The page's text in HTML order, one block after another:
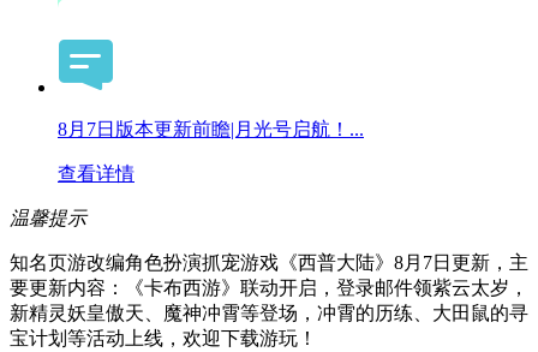
8月7日版本更新前瞻|月光号启航！...
查看详情
温馨提示
知名页游改编角色扮演抓宠游戏《西普大陆》8月7日更新，主
要更新内容：《卡布西游》联动开启，登录邮件领紫云太岁，
新精灵妖皇傲天、魔神冲霄等登场，冲霄的历练、大田鼠的寻
宝计划等活动上线，欢迎下载游玩！